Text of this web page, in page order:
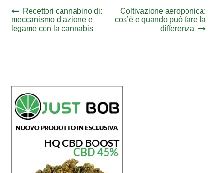
Navigazione
articoli
Previous
post:
Recettori cannabinoidi:
meccanismo d’azione e
legame con la cannabis
Next
post:
Coltivazione aeroponica:
cos’è e quando può fare la
differenza